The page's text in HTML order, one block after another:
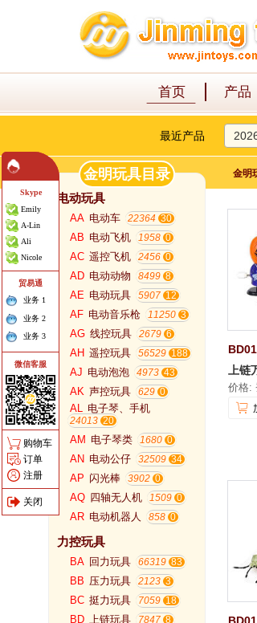
首页 产品
最近产品
Skype
Emily
A-Lin
Ali
Nicole
贸易通
业务 1
业务 2
业务 3
微信客服
购物车
订单
注册
关闭
金明
金明玩具目录
电动玩具
AA 电动车 22364
AB 电动飞机 1958
AC 遥控飞机 2456
AD 电动动物 8499
AE 电动玩具 5907
AF 电动音乐枪 11250
AG 线控玩具 2679
AH 遥控玩具 56529
AJ 电动泡泡 4973
AK 声控玩具 629
AL 电子琴、手机
24013
AM 电子琴类 1680
AN 电动公仔 32509
AP 闪光棒 3902
AQ 四轴无人机 1509
AR 电动机器人 858
力控玩具
BA 回力玩具 66319
BB 压力玩具 2123
BC 挺力玩具 7059
BD 上链玩具 7847
上链
价格: